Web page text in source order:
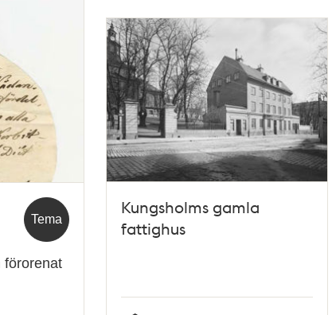
Tema
förorenat
Kungsholms gamla
fattighus